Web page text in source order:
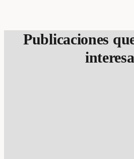
Publicaciones